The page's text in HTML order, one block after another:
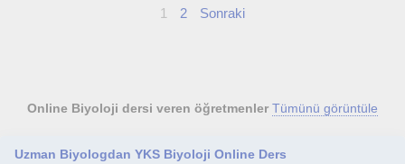
1 2 Sonraki
Online Biyoloji dersi veren öğretmenler Tümünü görüntüle
Uzman Biyologdan YKS Biyoloji Online Ders